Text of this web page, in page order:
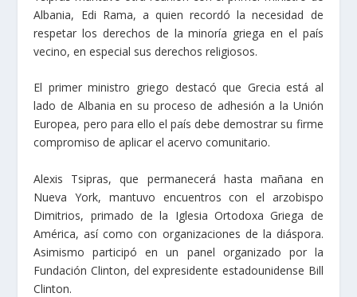
Albania, Edi Rama, a quien recordó la necesidad de
respetar los derechos de la minoría griega en el país
vecino, en especial sus derechos religiosos.
El primer ministro griego destacó que Grecia está al
lado de Albania en su proceso de adhesión a la Unión
Europea, pero para ello el país debe demostrar su firme
compromiso de aplicar el acervo comunitario.
Alexis Tsipras, que permanecerá hasta mañana en
Nueva York, mantuvo encuentros con el arzobispo
Dimitrios, primado de la Iglesia Ortodoxa Griega de
América, así como con organizaciones de la diáspora.
Asimismo participó en un panel organizado por la
Fundación Clinton, del expresidente estadounidense Bill
Clinton.